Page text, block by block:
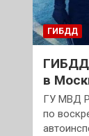
ГИБДД
ГИБДД
в
ГУ МВД
по